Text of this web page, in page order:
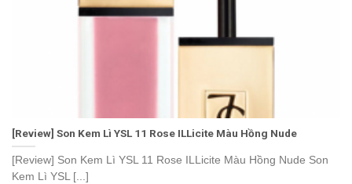
[Review] Son Kem Lì YSL 11 Rose ILLicite Màu Hồng Nude
[Review] Son Kem Lì YSL 11 Rose ILLicite Màu Hồng Nude Son
Kem Lì YSL [...]